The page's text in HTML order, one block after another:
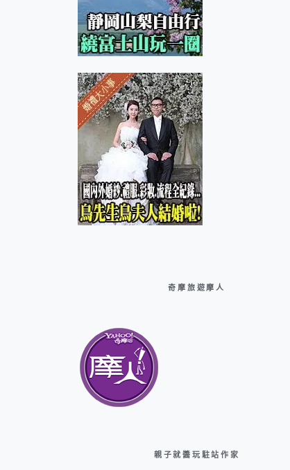
奇摩旅遊摩人
親子就醬玩駐站作家